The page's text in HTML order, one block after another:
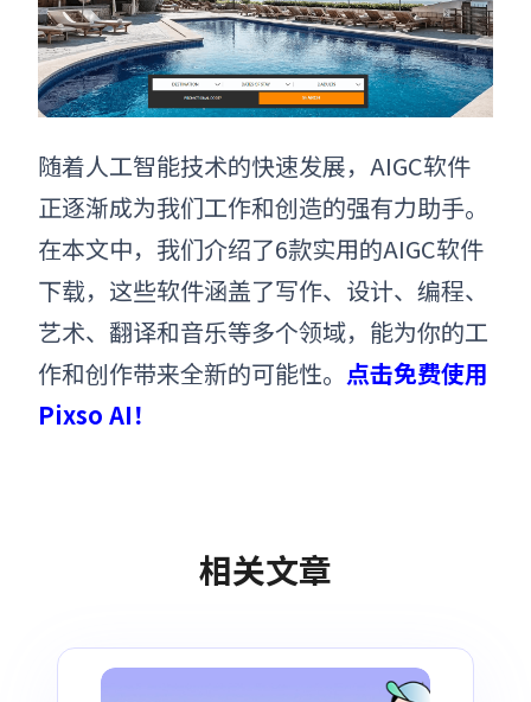
随着人工智能技术的快速发展，AIGC软件
正逐渐成为我们工作和创造的强有力助手。
在本文中，我们介绍了6款实用的AIGC软件
下载，这些软件涵盖了写作、设计、编程、
艺术、翻译和音乐等多个领域，能为你的工
作和创作带来全新的可能性。 点击免费使用
Pixso AI！
相关文章